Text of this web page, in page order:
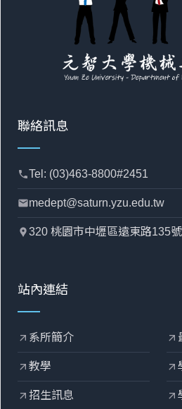
聯絡訊息
phoneTel: (03)463-8800#2451
mailmedept@saturn.yzu.edu.tw
location_pin320 桃園市中壢區遠東路135號
站內連結
arrow_outward 系所簡介 arrow_outward
arrow_outward 教學 arrow_outward
arrow_outward 招生訊息 arrow_outward